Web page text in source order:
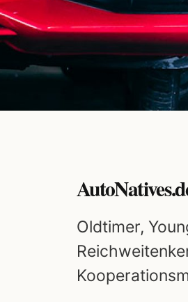
Oldtimer,